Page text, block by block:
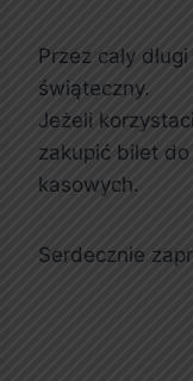
Przez cały
świąteczny.
Jeżeli
zakupić bilet
kasowych.
Serdecznie